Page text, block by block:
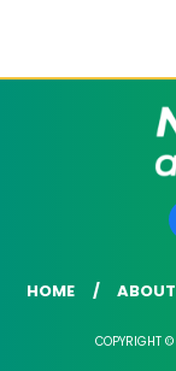
HOME ABOUT
COPYRIGHT